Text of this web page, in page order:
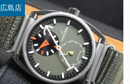
広島店